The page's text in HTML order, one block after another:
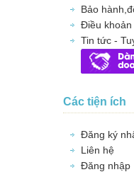
Bảo
Điều khoản
Tin tức -
Các tiện ích
Đăng ký
Liên hệ
Đăng nhập